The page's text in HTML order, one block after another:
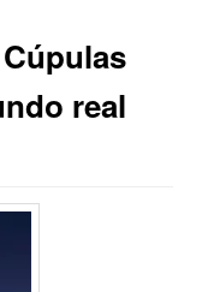
real